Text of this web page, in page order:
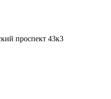
проспект 43к3